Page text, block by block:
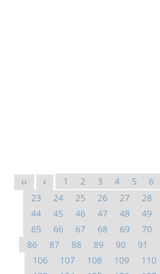
<< < 1 2 3 4 5 6
23
24 25 26 27 28
44
45 46 47 48 49
65
66 67 68 69 70
86
87 88 89 90 91
106
107 108 109 110